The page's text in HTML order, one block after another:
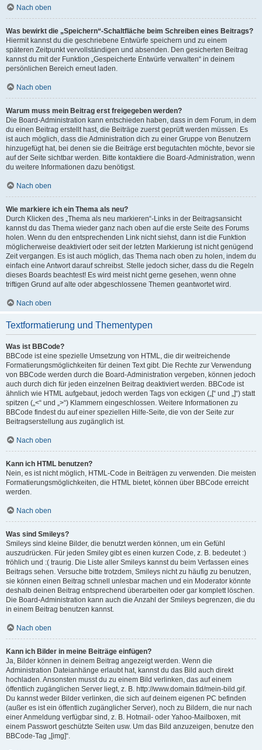
Nach oben
Was bewirkt die „Speichern“-Schaltfläche beim Schreiben eines Beitrags?
Hiermit kannst du die geschriebene Entwürfe speichern und zu einem
späteren Zeitpunkt vervollständigen und absenden. Den gesicherten Beitrag
kannst du mit der Funktion „Gespeicherte Entwürfe verwalten“ in deinem
persönlichen Bereich erneut laden.
Nach oben
Warum muss mein Beitrag erst freigegeben werden?
Die Board-Administration kann entschieden haben, dass in dem Forum, in dem
du einen Beitrag erstellt hast, die Beiträge zuerst geprüft werden müssen. Es
ist auch möglich, dass die Administration dich zu einer Gruppe von Benutzern
hinzugefügt hat, bei denen sie die Beiträge erst begutachten möchte, bevor sie
auf der Seite sichtbar werden. Bitte kontaktiere die Board-Administration, wenn
du weitere Informationen dazu benötigst.
Nach oben
Wie markiere ich ein Thema als neu?
Durch Klicken des „Thema als neu markieren“-Links in der Beitragsansicht
kannst du das Thema wieder ganz nach oben auf die erste Seite des Forums
holen. Wenn du den entsprechenden Link nicht siehst, dann ist die Funktion
möglicherweise deaktiviert oder seit der letzten Markierung ist nicht genügend
Zeit vergangen. Es ist auch möglich, das Thema nach oben zu holen, indem du
einfach eine Antwort darauf schreibst. Stelle jedoch sicher, dass du die Regeln
dieses Boards beachtest! Es wird meist nicht gerne gesehen, wenn ohne
triftigen Grund auf alte oder abgeschlossene Themen geantwortet wird.
Nach oben
Textformatierung und Thementypen
Was ist BBCode?
BBCode ist eine spezielle Umsetzung von HTML, die dir weitreichende
Formatierungsmöglichkeiten für deinen Text gibt. Die Rechte zur Verwendung
von BBCode werden durch die Board-Administration vergeben, können jedoch
auch durch dich für jeden einzelnen Beitrag deaktiviert werden. BBCode ist
ähnlich wie HTML aufgebaut, jedoch werden Tags von eckigen („[“ und „]“) statt
spitzen („<“ und „>“) Klammern eingeschlossen. Weitere Informationen zu
BBCode findest du auf einer speziellen Hilfe-Seite, die von der Seite zur
Beitragserstellung aus zugänglich ist.
Nach oben
Kann ich HTML benutzen?
Nein, es ist nicht möglich, HTML-Code in Beiträgen zu verwenden. Die meisten
Formatierungsmöglichkeiten, die HTML bietet, können über BBCode erreicht
werden.
Nach oben
Was sind Smileys?
Smileys sind kleine Bilder, die benutzt werden können, um ein Gefühl
auszudrücken. Für jeden Smiley gibt es einen kurzen Code, z. B. bedeutet :)
fröhlich und :( traurig. Die Liste aller Smileys kannst du beim Verfassen eines
Beitrags sehen. Versuche bitte trotzdem, Smileys nicht zu häufig zu benutzen,
sie können einen Beitrag schnell unlesbar machen und ein Moderator könnte
deshalb deinen Beitrag entsprechend überarbeiten oder gar komplett löschen.
Die Board-Administration kann auch die Anzahl der Smileys begrenzen, die du
in einem Beitrag benutzen kannst.
Nach oben
Kann ich Bilder in meine Beiträge einfügen?
Ja, Bilder können in deinem Beitrag angezeigt werden. Wenn die
Administration Dateianhänge erlaubt hat, kannst du das Bild auch direkt
hochladen. Ansonsten musst du zu einem Bild verlinken, das auf einem
öffentlich zugänglichen Server liegt, z. B. http://www.domain.tld/mein-bild.gif.
Du kannst weder Bilder verlinken, die sich auf deinem eigenen PC befinden
(außer es ist ein öffentlich zugänglicher Server), noch zu Bildern, die nur nach
einer Anmeldung verfügbar sind, z. B. Hotmail- oder Yahoo-Mailboxen, mit
einem Passwort geschützte Seiten usw. Um das Bild anzuzeigen, benutze den
BBCode-Tag „[img]“.